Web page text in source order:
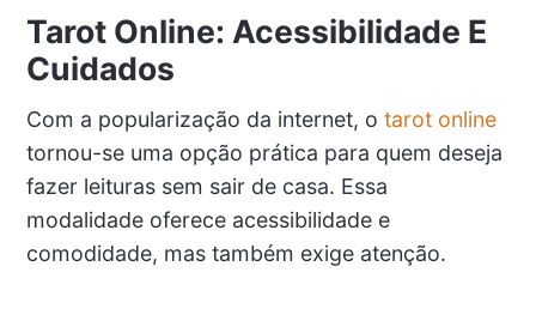
Tarot Online: Acessibilidade E
Cuidados
Com a popularização da internet, o tarot online
tornou-se uma opção prática para quem deseja
fazer leituras sem sair de casa. Essa
modalidade oferece acessibilidade e
comodidade, mas também exige atenção.